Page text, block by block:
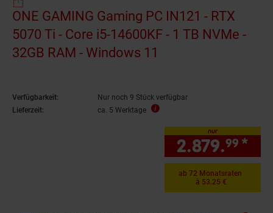
ONE GAMING Gaming PC IN121 - RTX
5070 Ti - Core i5-14600KF - 1 TB NVMe -
32GB RAM - Windows 11
Verfügbarkeit:
Nur noch 9 Stück verfügbar
Lieferzeit:
ca. 5 Werktage
nur
2.879.99 *
ab 72 Monatsraten
à 53.25 €